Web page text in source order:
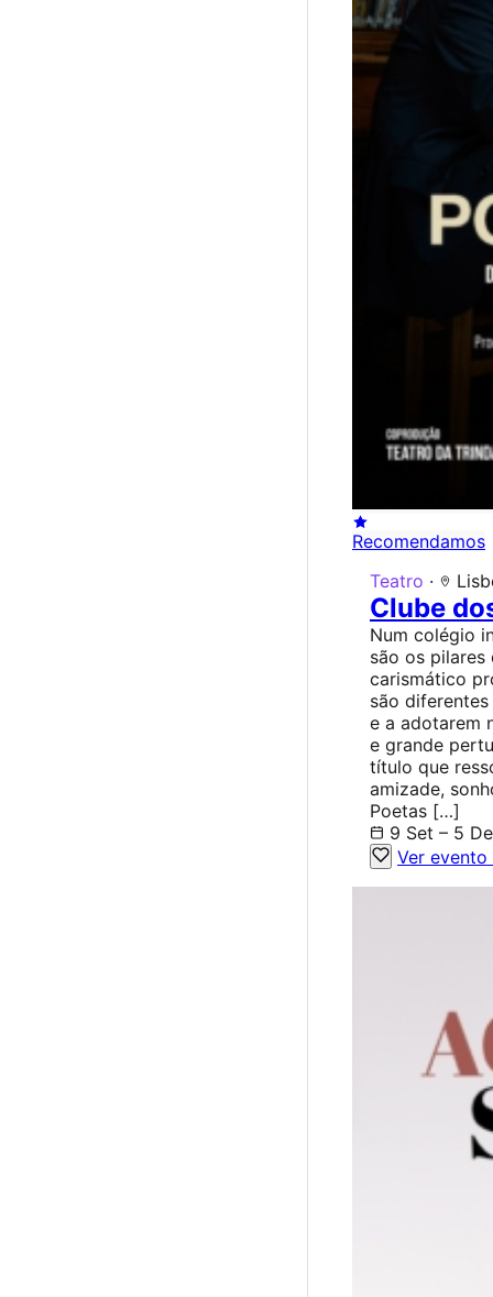
Recomendamos
Teatro ·
Clube
Num colégio
são os
carismático
são
e a adotarem
e grande
título que
amizade,
Poetas […]
9 Set – 5
Ver